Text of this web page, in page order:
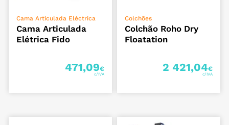
ADICIONAR
Cama Articulada Eléctrica
Cama Articulada
Elétrica Fido
471,09€
Colchões
Colchão Roho Dry
Floatation
2 421,04€